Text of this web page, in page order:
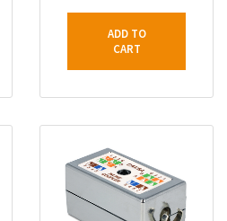
ADD TO
CART